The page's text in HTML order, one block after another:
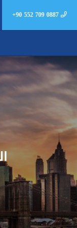
+90 552 709 0887